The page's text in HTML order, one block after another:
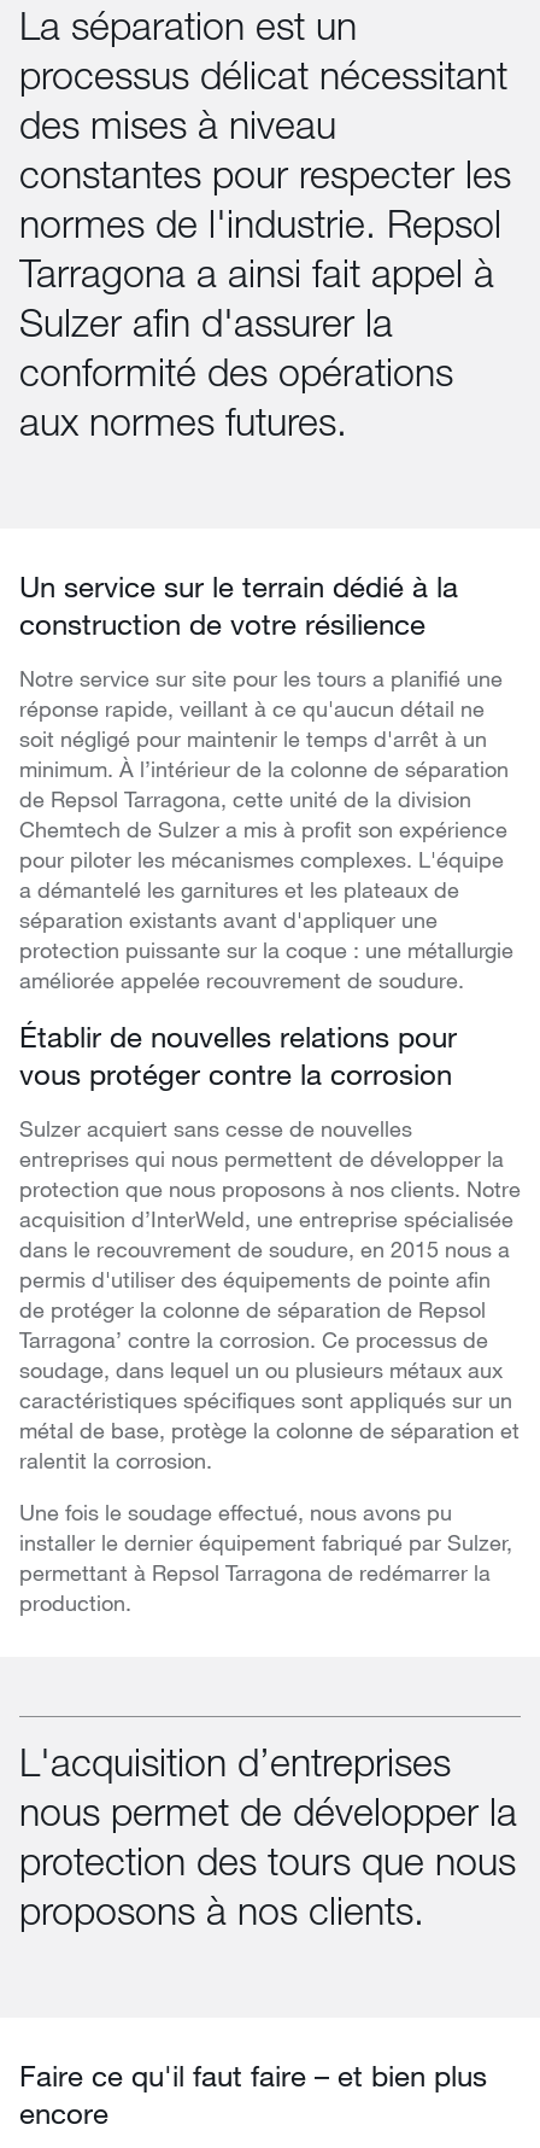
La séparation est un
processus délicat nécessitant
des mises à niveau
constantes pour respecter les
normes de l'industrie. Repsol
Tarragona a ainsi fait appel à
Sulzer afin d'assurer la
conformité des opérations
aux normes futures.
Un service sur le terrain dédié à la
construction de votre résilience
Notre service sur site pour les tours a planifié une
réponse rapide, veillant à ce qu'aucun détail ne
soit négligé pour maintenir le temps d'arrêt à un
minimum. À l’intérieur de la colonne de séparation
de Repsol Tarragona, cette unité de la division
Chemtech de Sulzer a mis à profit son expérience
pour piloter les mécanismes complexes. L'équipe
a démantelé les garnitures et les plateaux de
séparation existants avant d'appliquer une
protection puissante sur la coque : une métallurgie
améliorée appelée recouvrement de soudure.
Établir de nouvelles relations pour
vous protéger contre la corrosion
Sulzer acquiert sans cesse de nouvelles
entreprises qui nous permettent de développer la
protection que nous proposons à nos clients. Notre
acquisition d’InterWeld, une entreprise spécialisée
dans le recouvrement de soudure, en 2015 nous a
permis d'utiliser des équipements de pointe afin
de protéger la colonne de séparation de Repsol
Tarragona’ contre la corrosion. Ce processus de
soudage, dans lequel un ou plusieurs métaux aux
caractéristiques spécifiques sont appliqués sur un
métal de base, protège la colonne de séparation et
ralentit la corrosion.
Une fois le soudage effectué, nous avons pu
installer le dernier équipement fabriqué par Sulzer,
permettant à Repsol Tarragona de redémarrer la
production.
L'acquisition d’entreprises
nous permet de développer la
protection des tours que nous
proposons à nos clients.
Faire ce qu'il faut faire – et bien plus
encore